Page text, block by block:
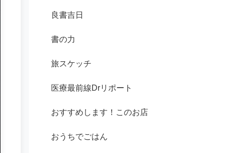
良書吉日
書の力
旅スケッチ
医療最前線Drリポート
おすすめします！このお店
おうちでごはん